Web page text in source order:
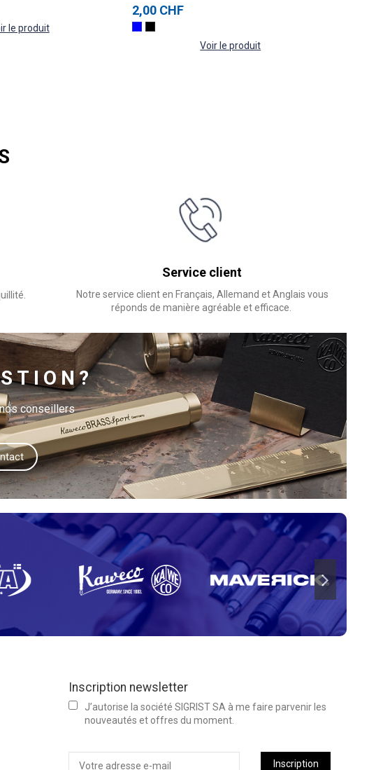
le produit
2,00 CHF
Voir le produit
Service client
Notre service client en Français, Allemand et Anglais vous
réponds de manière agréable et efficace.
conseillers
Inscription newsletter
J’autorise la société SIGRIST SA à me faire parvenir les
nouveautés et offres du moment.
Inscription